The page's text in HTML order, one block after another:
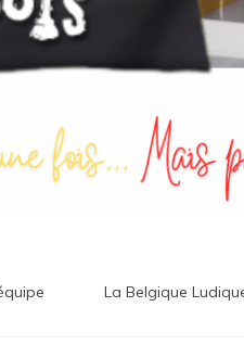
La Belgique